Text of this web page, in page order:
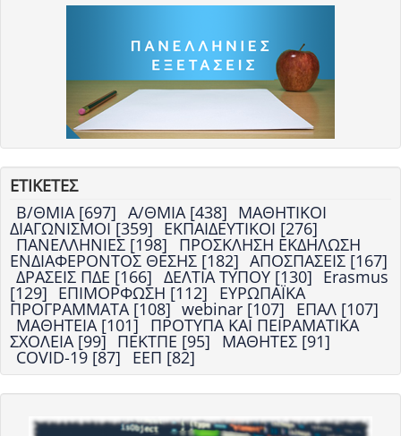
ΕΤΙΚΕΤΕΣ
Β/ΘΜΙΑ [697] Α/ΘΜΙΑ [438] ΜΑΘΗΤΙΚΟΙ
ΔΙΑΓΩΝΙΣΜΟΙ [359] ΕΚΠΑΙΔΕΥΤΙΚΟΙ [276]
ΠΑΝΕΛΛΗΝΙΕΣ [198] ΠΡΟΣΚΛΗΣΗ ΕΚΔΗΛΩΣΗ
ΕΝΔΙΑΦΕΡΟΝΤΟΣ ΘΕΣΗΣ [182] ΑΠΟΣΠΑΣΕΙΣ [167]
ΔΡΑΣΕΙΣ ΠΔΕ [166] ΔΕΛΤΙΑ ΤΥΠΟΥ [130] Erasmus
[129] ΕΠΙΜΟΡΦΩΣΗ [112] ΕΥΡΩΠΑΪΚΑ
ΠΡΟΓΡΑΜΜΑΤΑ [108] webinar [107] ΕΠΑΛ [107]
ΜΑΘΗΤΕΙΑ [101] ΠΡΟΤΥΠΑ ΚΑΙ ΠΕΙΡΑΜΑΤΙΚΑ
ΣΧΟΛΕΙΑ [99] ΠΕΚΤΠΕ [95] ΜΑΘΗΤΕΣ [91]
COVID-19 [87] ΕΕΠ [82]